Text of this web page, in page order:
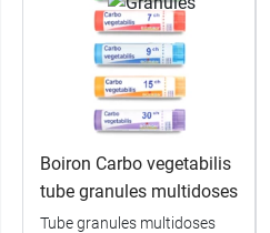
Boiron Carbo vegetabilis
tube granules multidoses
Tube granules multidoses